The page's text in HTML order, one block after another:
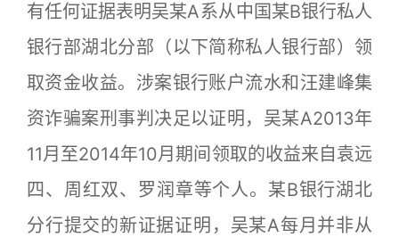
有任何证据表明吴某A系从中国某B银行私人
银行部湖北分部（以下简称私人银行部）领
取资金收益。涉案银行账户流水和汪建峰集
资诈骗案刑事判决足以证明，吴某A2013年
11月至2014年10月期间领取的收益来自袁远
四、周红双、罗润章等个人。某B银行湖北
分行提交的新证据证明，吴某A每月并非从